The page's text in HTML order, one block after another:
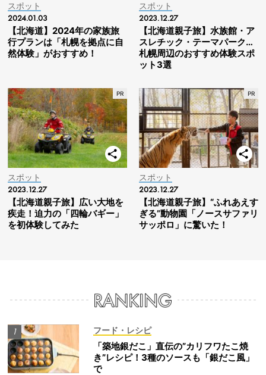
スポット
2024.01.03
【北海道】2024年の家族旅
行プランは「札幌を拠点に自
然体験」がおすすめ！
スポット
2023.12.27
【北海道親子旅】水族館・ア
スレチック・テーマパーク…
札幌周辺のおすすめ体験スポ
ット3選
スポット
2023.12.27
【北海道親子旅】広い大地を
疾走！迫力の「四輪バギー」
を初体験してみた
スポット
2023.12.27
【北海道親子旅】“ふれあえす
ぎる”動物園「ノースサファリ
サッポロ」に驚いた！
フード・レシピ
「築地銀だこ」直伝の”カリフワたこ焼
き”レシピ！3種のソースも「銀だこ風」
で